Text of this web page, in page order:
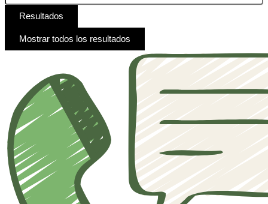
Resultados
Mostrar todos los resultados